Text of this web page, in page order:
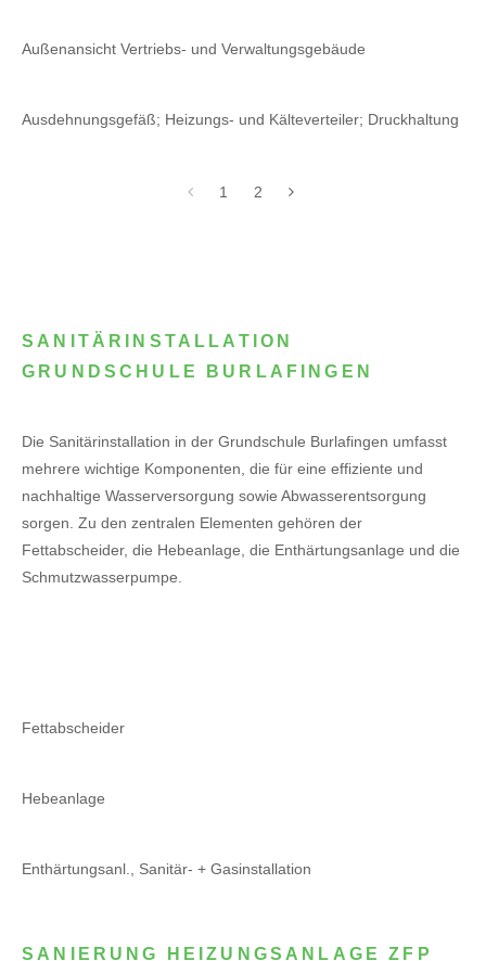
Außenansicht Vertriebs- und Verwaltungsgebäude
Ausdehnungsgefäß; Heizungs- und Kälteverteiler; Druckhaltung
1 2
SANITÄRINSTALLATION
GRUNDSCHULE BURLAFINGEN
Die Sanitärinstallation in der Grundschule Burlafingen umfasst
mehrere wichtige Komponenten, die für eine effiziente und
nachhaltige Wasserversorgung sowie Abwasserentsorgung
sorgen. Zu den zentralen Elementen gehören der
Fettabscheider, die Hebeanlage, die Enthärtungsanlage und die
Schmutzwasserpumpe.
Fettabscheider
Hebeanlage
Enthärtungsanl., Sanitär- + Gasinstallation
SANIERUNG HEIZUNGSANLAGE ZFP